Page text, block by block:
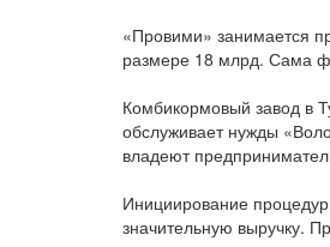
«Провими» занимается
размере 18 млрд. Сама
Комбикормовый завод в
обслуживает нужды
владеют
Инициирование
значительную выручку.